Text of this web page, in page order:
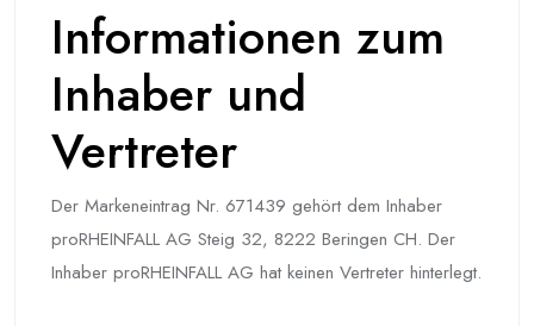
Informationen zum
Inhaber und
Vertreter
Der Markeneintrag Nr. 671439 gehört dem Inhaber
proRHEINFALL AG Steig 32, 8222 Beringen CH. Der
Inhaber proRHEINFALL AG hat keinen Vertreter hinterlegt.